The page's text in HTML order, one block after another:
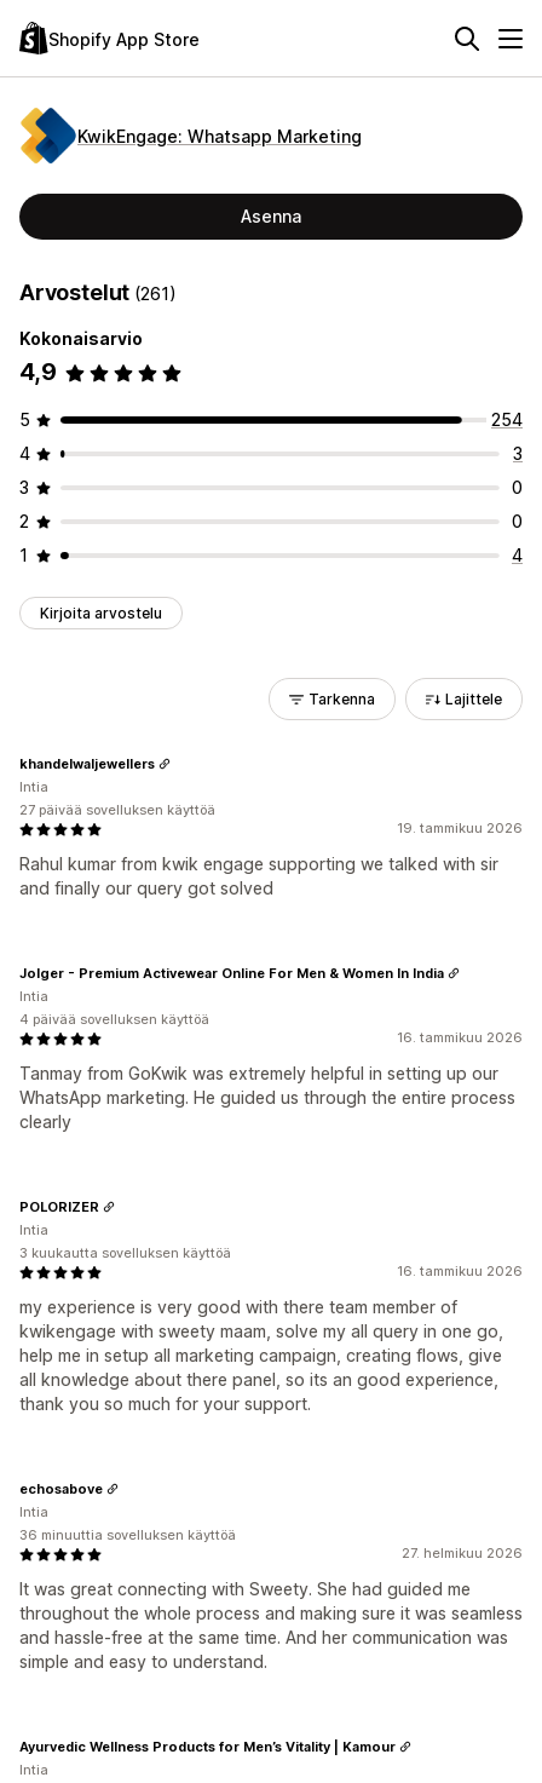
Shopify App Store
KwikEngage: Whatsapp Marketing
Asenna
Arvostelut (261)
Kokonaisarvio
4,9
5
254
4
3
3
0
2
0
1
4
Kirjoita arvostelu
Tarkenna Lajittele
19. tammikuu 2026
Rahul kumar from kwik engage supporting we talked with sir
and finally our query got solved
khandelwaljewellers
Intia
27 päivää sovelluksen käyttöä
16. tammikuu 2026
Tanmay from GoKwik was extremely helpful in setting up our
WhatsApp marketing. He guided us through the entire process
clearly
Jolger - Premium Activewear Online For Men & Women In India
Intia
4 päivää sovelluksen käyttöä
16. tammikuu 2026
my experience is very good with there team member of
kwikengage with sweety maam, solve my all query in one go,
help me in setup all marketing campaign, creating flows, give
all knowledge about there panel, so its an good experience,
thank you so much for your support.
POLORIZER
Intia
3 kuukautta sovelluksen käyttöä
27. helmikuu 2026
It was great connecting with Sweety. She had guided me
throughout the whole process and making sure it was seamless
and hassle-free at the same time. And her communication was
simple and easy to understand.
echosabove
Intia
36 minuuttia sovelluksen käyttöä
Ayurvedic Wellness Products for Men’s Vitality | Kamour
Intia